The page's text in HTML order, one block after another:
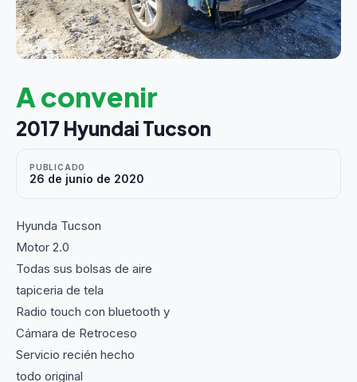
A convenir
2017 Hyundai Tucson
PUBLICADO
26 de junio de 2020
Hyunda Tucson
Motor 2.0
Todas sus bolsas de aire
tapiceria de tela
Radio touch con bluetooth y
Cámara de Retroceso
Servicio recién hecho
todo original